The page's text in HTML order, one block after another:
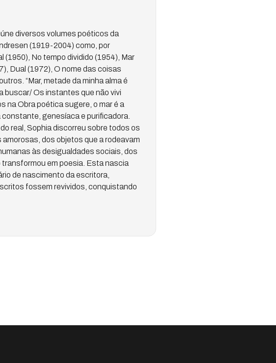
diversos volumes poéticos da
(1919-2004) como, por
(1950), No tempo dividido (1954), Mar
Dual (1972), O nome das coisas
“Mar, metade da minha alma é
buscar/ Os instantes que não vivi
na Obra poética sugere, o mar é a
genesíaca e purificadora.
real, Sophia discorreu sobre todos os
dos objetos que a rodeavam
às desigualdades sociais, dos
em poesia. Esta nascia
de nascimento da escritora,
fossem revividos, conquistando